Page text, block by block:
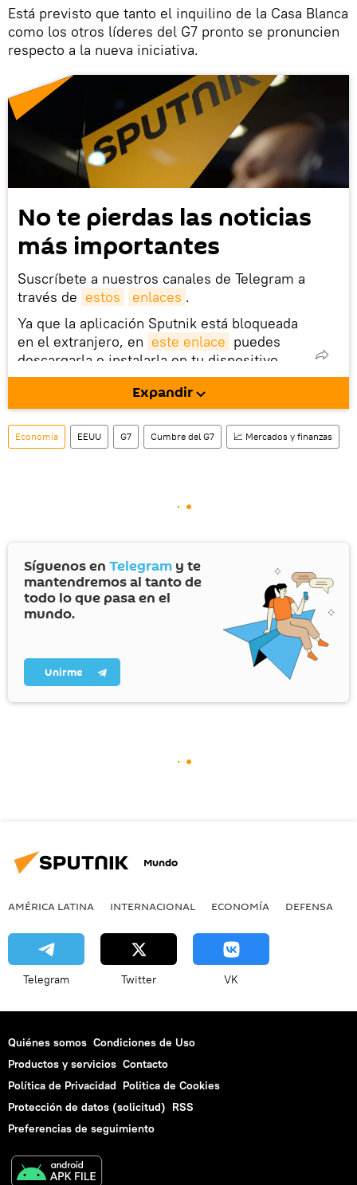
Está previsto que tanto el inquilino de la Casa Blanca
como los otros líderes del G7 pronto se pronuncien
respecto a la nueva iniciativa.
No te pierdas las noticias
más importantes
Suscríbete a nuestros canales de Telegram a
través de estos enlaces .
Ya que la aplicación Sputnik está bloqueada
en el extranjero, en este enlace puedes
descargarla e instalarla en tu dispositivo
móvil (¡solo para Android!).
También tenemos una cuenta en la red
social rusa VK .
Expandir
Economía EEUU G7 Cumbre del G7 📈 Mercados y finanzas
Síguenos en Telegram y te
mantendremos al tanto de
todo lo que pasa en el
mundo.
Unirme
Mundo
AMÉRICA LATINA INTERNACIONAL ECONOMÍA DEFENSA
Telegram Twitter VK
Quiénes somos Condiciones de Uso
Productos y servicios Contacto
Política de Privacidad Politica de Cookies
Protección de datos (solicitud) RSS
Preferencias de seguimiento